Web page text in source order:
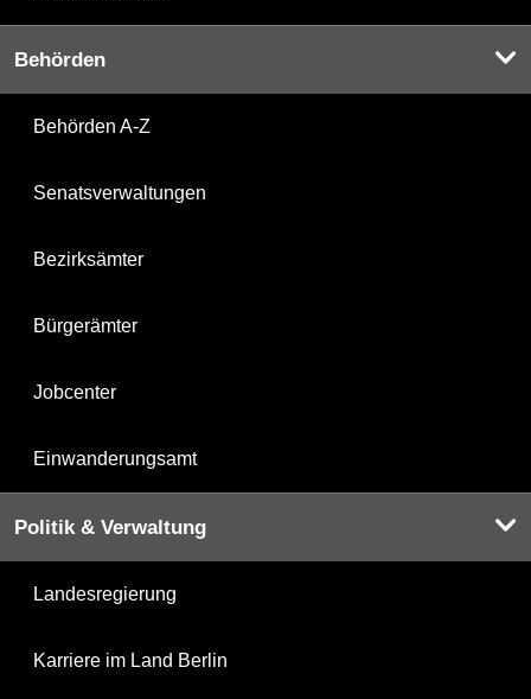
Behörden
Behörden A-Z
Senatsverwaltungen
Bezirksämter
Bürgerämter
Jobcenter
Einwanderungsamt
Politik & Verwaltung
Landesregierung
Karriere im Land Berlin